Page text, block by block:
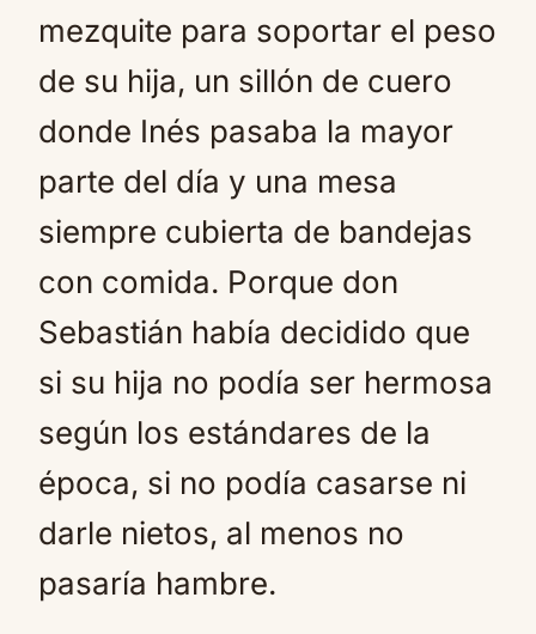
mezquite para soportar el peso
de su hija, un sillón de cuero
donde Inés pasaba la mayor
parte del día y una mesa
siempre cubierta de bandejas
con comida. Porque don
Sebastián había decidido que
si su hija no podía ser hermosa
según los estándares de la
época, si no podía casarse ni
darle nietos, al menos no
pasaría hambre.